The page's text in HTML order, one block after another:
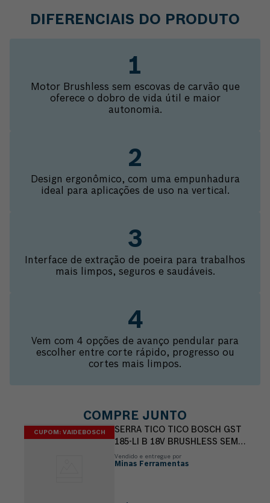
DIFERENCIAIS DO PRODUTO
Motor Brushless sem escovas de carvão que
oferece o dobro de vida útil e maior
autonomia.
Design ergonômico, com uma empunhadura
ideal para aplicações de uso na vertical.
Interface de extração de poeira para trabalhos
mais limpos, seguros e saudáveis.
Vem com 4 opções de avanço pendular para
escolher entre corte rápido, progresso ou
cortes mais limpos.
COMPRE JUNTO
CUPOM: VAIDEBOSCH
SERRA TICO TICO BOSCH GST
185-LI B 18V BRUSHLESS SEM
BATERIA
Vendido e entregue por
Minas Ferramentas